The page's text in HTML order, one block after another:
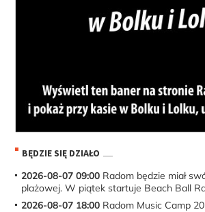
BĘDZIE SIĘ DZIAŁO
2026-08-07 09:00 Radom będzie miał
plażowej. W piątek startuje Beach Ball
2026-08-07 18:00 Radom Music Camp